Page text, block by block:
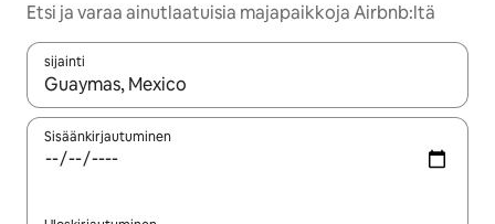
Etsi ja varaa ainutlaatuisia majapaikkoja Airbnb:ltä
sijainti
Kun tulokset ovat saatavilla, navigoi ylös- ja alas-
Sisäänkirjautuminen